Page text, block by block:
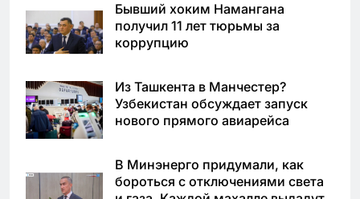
Бывший хоким Намангана
получил 11 лет тюрьмы за
коррупцию
Из Ташкента в Манчестер?
Узбекистан обсуждает запуск
нового прямого авиарейса
В Минэнерго придумали, как
бороться с отключениями света